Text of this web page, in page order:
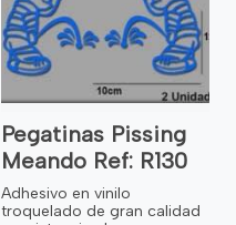
Pegatinas Pissing
Meando Ref: R130
Adhesivo en vinilo
troquelado de gran calidad